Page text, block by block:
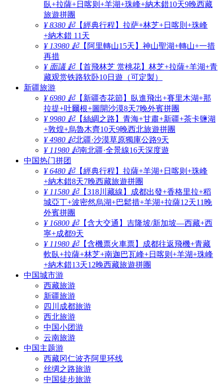
臥+拉薩+日喀则+羊湖+珠峰+納木錯10天9晚西藏
旅遊拼團
¥ 8380 起【經典行程】拉萨+林芝+日喀則+珠峰
+納木錯 11天
¥ 13980 起【阿里轉山15天】神山聖湖+轉山+一措
再措
¥ 面議 起【首飛林芝 赏桃花】林芝+拉薩+羊湖+青
藏观赏铁路软卧10日遊（可定製）
新疆旅游
¥ 6980 起【新疆杏花節】臥進飛出+賽里木湖+那
拉提+吐爾根+圖開沙漠8天7晚外賓拼團
¥ 9980 起【絲綢之路】青海+甘肅+新疆+茶卡鹽湖
+敦煌+烏魯木齊10天9晚西北旅遊拼團
¥ 4980 起北疆·沙漠草原獨庫公路9天
¥ 11980 起南北疆·全景線16天深度遊
中国热门拼团
¥ 6480 起【經典行程】拉薩+羊湖+日喀则+珠峰
+納木錯8天7晚西藏旅遊拼團
¥ 11580 起【318川藏線】成都出發+香格里拉+稻
城亞丁+波密然烏湖+巴鬆措+羊湖+拉薩12天11晚
外賓拼團
¥ 16800 起【含大交通】吉隆坡/新加坡—西藏+西
寧+成都9天
¥ 11980 起【含機票火車票】成都往返飛機+青藏
軟臥+拉薩+林芝+南迦巴瓦峰+日喀则+羊湖+珠峰
+納木錯13天12晚西藏旅遊拼團
中国城市游
西藏旅游
新疆旅游
四川成都旅游
西北旅游
中国小团游
云南旅游
中国主题游
西藏冈仁波齐阿里环线
丝绸之路旅游
中国徒步旅游